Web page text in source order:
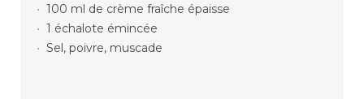
100 ml de crème fraîche épaisse
1 échalote émincée
Sel, poivre, muscade